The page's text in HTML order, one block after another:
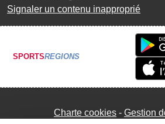
Signaler un contenu inapproprié
SPORTSREGIONS
Charte cookies Gestion